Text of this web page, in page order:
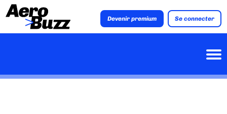
Devenir premium Se connecter